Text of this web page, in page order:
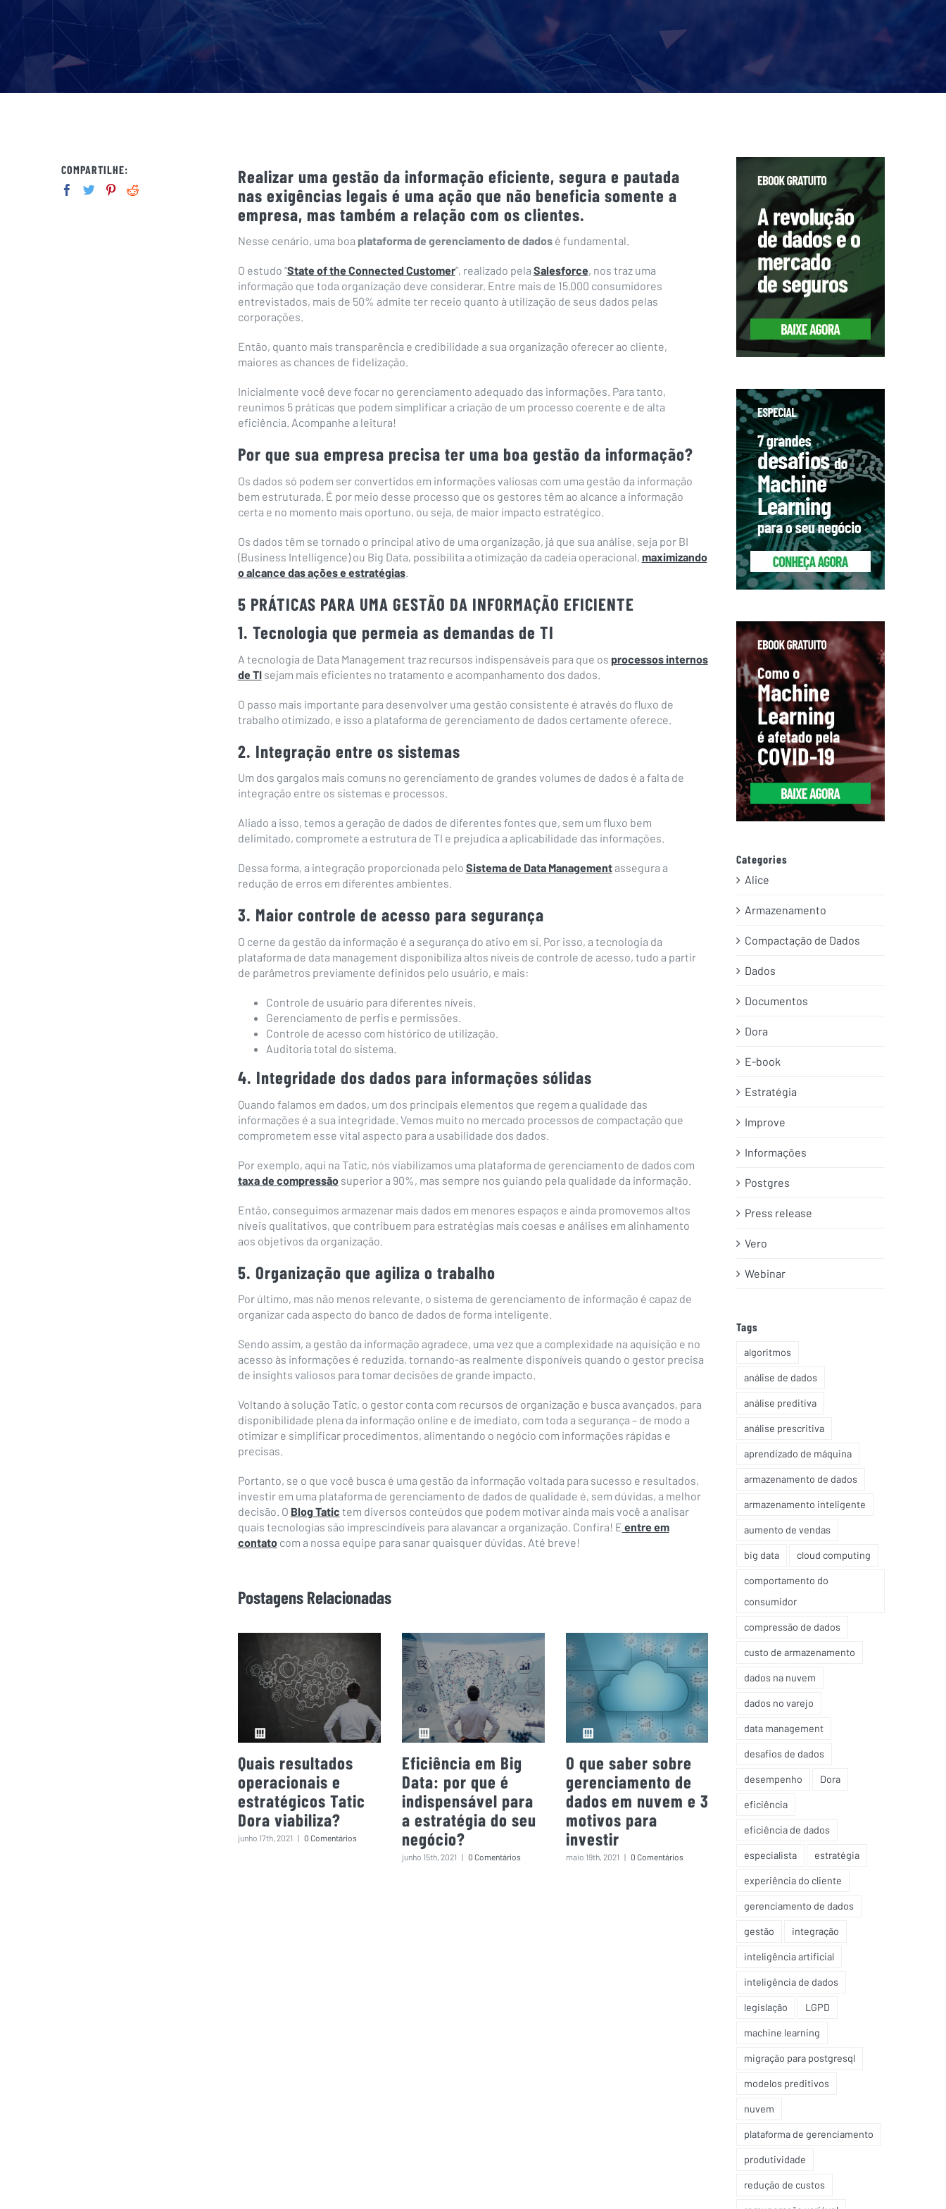
Realizar uma gestão da informação eficiente, segura e pautada
nas exigências legais é uma ação que não beneficia somente a
empresa, mas também a relação com os clientes.
Nesse cenário, uma boa plataforma de gerenciamento de dadosé fundamental.
O estudo “State of the Connected Customer”, realizado pela Salesforce, nos traz uma
informação que toda organização deve considerar. Entre mais de 15.000 consumidores
entrevistados, mais de 50% admite ter receio quanto à utilização de seus dados pelas
corporações.
Então, quanto mais transparência e credibilidade a sua organização oferecer ao cliente,
maiores as chances de fidelização.
Inicialmente você deve focar no gerenciamento adequado das informações. Para tanto,
reunimos 5 práticas que podem simplificar a criação de um processo coerente e de alta
eficiência. Acompanhe a leitura!
Por que sua empresa precisa ter uma boa gestão da informação?
Os dados só podem ser convertidos em informações valiosas com uma gestão da informação
bem estruturada. É por meio desse processo que os gestores têm ao alcance a informação
certa e no momento mais oportuno, ou seja, de maior impacto estratégico.
Os dados têm se tornado o principal ativo de uma organização, já que sua análise, seja por BI
(Business Intelligence) ou Big Data, possibilita a otimização da cadeia operacional, maximizando
o alcance das ações e estratégias.
5 PRÁTICAS PARA UMA GESTÃO DA INFORMAÇÃO EFICIENTE
1. Tecnologia que permeia as demandas de TI
A tecnologia de Data Management traz recursos indispensáveis para que os processos internos
de TIsejam mais eficientes no tratamento e acompanhamento dos dados.
O passo mais importante para desenvolver uma gestão consistente é através do fluxo de
trabalho otimizado, e isso a plataforma de gerenciamento de dados certamente oferece.
2. Integração entre os sistemas
Um dos gargalos mais comuns no gerenciamento de grandes volumes de dados é a falta de
integração entre os sistemas e processos.
Aliado a isso, temos a geração de dados de diferentes fontes que, sem um fluxo bem
delimitado, compromete a estrutura de TI e prejudica a aplicabilidade das informações.
Dessa forma, a integração proporcionada pelo Sistema de Data Managementassegura a
redução de erros em diferentes ambientes.
3. Maior controle de acesso para segurança
O cerne da gestão da informação é a segurança do ativo em si. Por isso, a tecnologia da
plataforma de data management disponibiliza altos níveis de controle de acesso, tudo a partir
de parâmetros previamente definidos pelo usuário, e mais:
Controle de usuário para diferentes níveis.
Gerenciamento de perfis e permissões.
Controle de acesso com histórico de utilização.
Auditoria total do sistema.
4. Integridade dos dados para informações sólidas
Quando falamos em dados, um dos principais elementos que regem a qualidade das
informações é a sua integridade. Vemos muito no mercado processos de compactação que
comprometem esse vital aspecto para a usabilidade dos dados.
Por exemplo, aqui na Tatic, nós viabilizamos uma plataforma de gerenciamento de dados com
taxa de compressãosuperior a 90%, mas sempre nos guiando pela qualidade da informação.
Então, conseguimos armazenar mais dados em menores espaços e ainda promovemos altos
níveis qualitativos, que contribuem para estratégias mais coesas e análises em alinhamento
aos objetivos da organização.
5. Organização que agiliza o trabalho
Por último, mas não menos relevante, o sistema de gerenciamento de informação é capaz de
organizar cada aspecto do banco de dados de forma inteligente.
Sendo assim, a gestão da informação agradece, uma vez que a complexidade na aquisição e no
acesso às informações é reduzida, tornando-as realmente disponíveis quando o gestor precisa
de insights valiosos para tomar decisões de grande impacto.
Voltando à solução Tatic, o gestor conta com recursos de organização e busca avançados, para
disponibilidade plena da informação online e de imediato, com toda a segurança – de modo a
otimizar e simplificar procedimentos, alimentando o negócio com informações rápidas e
precisas.
Portanto, se o que você busca é uma gestão da informação voltada para sucesso e resultados,
investir em uma plataforma de gerenciamento de dados de qualidade é, sem dúvidas, a melhor
decisão. O Blog Tatic tem diversos conteúdos que podem motivar ainda mais você a analisar
quais tecnologias são imprescindíveis para alavancar a organização. Confira! E entre em
contatocom a nossa equipe para sanar quaisquer dúvidas. Até breve!
Postagens Relacionadas
Quais resultados
operacionais e
estratégicos Tatic
Dora viabiliza?
junho 17th, 2021 | 0 Comentários
Eficiência em Big
Data: por que é
indispensável para
a estratégia do seu
negócio?
junho 15th, 2021 | 0 Comentários
O que saber sobre
gerenciamento de
dados em nuvem e 3
motivos para
investir
maio 19th, 2021 | 0 Comentários
COMPARTILHE:
Categories
Alice
Armazenamento
Compactação de Dados
Dados
Documentos
Dora
E-book
Estratégia
Improve
Informações
Postgres
Press release
Vero
Webinar
Tags
algoritmos
análise de dados
análise preditiva
análise prescritiva
aprendizado de máquina
armazenamento de dados
armazenamento inteligente
aumento de vendas
big data cloud computing
comportamento do
consumidor
compressão de dados
custo de armazenamento
dados na nuvem
dados no varejo
data management
desafios de dados
desempenho Dora
eficiência
eficiência de dados
especialista estratégia
experiência do cliente
gerenciamento de dados
gestão integração
inteligência artificial
inteligência de dados
legislação LGPD
machine learning
migração para postgresql
modelos preditivos
nuvem
plataforma de gerenciamento
produtividade
redução de custos